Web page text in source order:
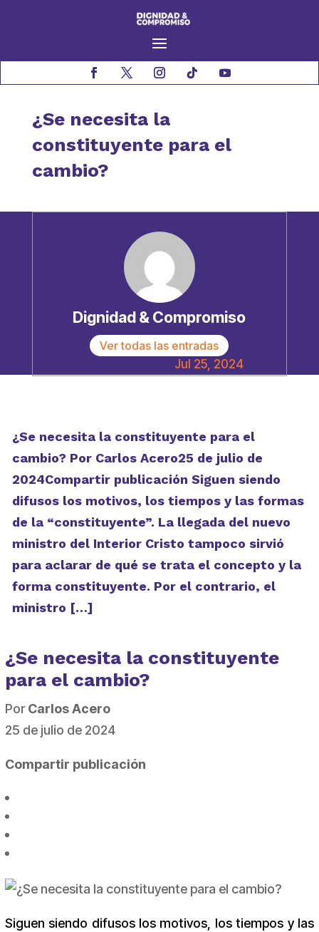
¿Se necesita la
constituyente para el
cambio?
Dignidad & Compromiso
Ver todas las entradas
Jul 25, 2024
¿Se necesita la constituyente para el
cambio? Por Carlos Acero25 de julio de
2024Compartir publicación Siguen siendo
difusos los motivos, los tiempos y las formas
de la “constituyente”. La llegada del nuevo
ministro del Interior Cristo tampoco sirvió
para aclarar de qué se trata el concepto y la
forma constituyente. Por el contrario, el
ministro […]
¿Se necesita la constituyente
para el cambio?
PorCarlos Acero
25 de julio de 2024
Compartir publicación
Siguen siendo difusos los motivos, los tiempos y las